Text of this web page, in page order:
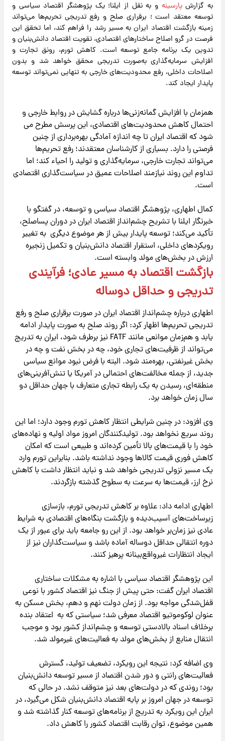
به گزارشپارسینه و به نقل از ایلنا؛ یک پژوهشگر اقتصاد سیاسی و
توسعه معتقد است ؛ برقراری صلح و رفع تدریجی تحریم‌ها می‌تواند
زمینه بازگشت اقتصاد ایران به مسیر رشد را فراهم کند، اما تحقق این
فرصت در گرو اصلاح ساختارهای اقتصادی، تقویت اقتصاد دانش‌بنیان و
تدوین یک برنامه جامع توسعه است. کاهش تورم، رونق تجارت و
افزایش سرمایه‌گذاری به‌صورت تدریجی محقق خواهد شد و بدون
اصلاحات داخلی، رفع محدودیت‌های خارجی به تنهایی نمی‌تواند توسعه
پایدار ایجاد کند.
همزمان با افزایش گمانه‌زنی‌ها درباره گشایش در روابط خارجی و
احتمال کاهش محدودیت‌های اقتصادی، این پرسش مطرح می
شود که اقتصاد ایران تا چه اندازه آمادگی بهره‌برداری از چنین
فرصتی را دارد. بسیاری از کارشناسان معتقدند؛ رفع تحریم‌ها
می‌تواند تجارت خارجی، سرمایه‌گذاری و تولید را احیاء کند؛ اما
تداوم این روند نیازمند اصلاحات عمیق در سیاست‌گذاری اقتصادی
است.
کمال اطهاری، پژوهشگر اقتصاد سیاسی و توسعه، در گفتگو با
خبرنگار ایلنا با تشریح چشم‌انداز اقتصاد ایران در دوران پساصلح،
تأکید می‌کند؛ توسعه پایدار بیش از هر موضوع دیگری به تغییر
رویکردهای داخلی، استقرار اقتصاد دانش‌بنیان و تکمیل زنجیره
ارزش در بخش‌های مولد وابسته است.
بازگشت اقتصاد به مسیر عادی؛ فرآیندی
تدریجی و حداقل دوساله
اطهاری درباره چشم‌انداز اقتصاد ایران در صورت برقراری صلح و رفع
تدریجی تحریم‌ها اظهار کرد: اگر روند صلح به صورت پایدار ادامه
یابد و هم‌زمان موانعی مانند FATF نیز برطرف شود، ایران به تدریج
می‌تواند از ظرفیت‌های تجاری خود، چه در بخش نفت و چه در
بخش غیرنفتی، بهره‌مند شود. البته با فرض نبود موانع سیاسی
جدید، از جمله مخالفت‌های احتمالی در آمریکا یا تنش‌آفرینی‌های
منطقه‌ای، رسیدن به یک رابطه تجاری متعارف با جهان حداقل دو
سال زمان خواهد برد.
وی افزود: در چنین شرایطی انتظار کاهش تورم وجود دارد؛ اما این
روند سریع نخواهد بود. تولیدکنندگان امروز مواد اولیه و نهاده‌های
خود را با قیمت‌های بالا تأمین کرده‌اند و طبیعی است که امکان
کاهش فوری قیمت کالاها وجود نداشته باشد. بنابراین تورم وارد
یک مسیر نزولی تدریجی خواهد شد و نباید انتظار داشت با کاهش
نرخ ارز، قیمت‌ها به سرعت به سطوح گذشته بازگردند.
اطهاری ادامه داد: علاوه بر کاهش تدریجی تورم، بازسازی
زیرساخت‌های آسیب‌دیده و بازگشت بنگاه‌های اقتصادی به شرایط
عادی نیز زمان‌بر خواهد بود. از این رو جامعه باید برای عبور از یک
دوره انتقالی حداقل دوساله آماده باشد و سیاست‌گذاران نیز از
ایجاد انتظارات غیرواقع‌بینانه پرهیز کنند.
این پژوهشگر اقتصاد سیاسی با اشاره به مشکلات ساختاری
اقتصاد ایران گفت: حتی پیش از جنگ نیز اقتصاد کشور با نوعی
قفل‌شدگی مواجه بود. از زمان دولت نهم و دهم، بخش مسکن به
عنوان لوکوموتیو اقتصاد معرفی شد؛ سیاستی که به اعتقاد بنده
برخلاف اسناد بالادستی توسعه و چشم‌انداز کشور بود و موجب
انتقال منابع از بخش‌های مولد به فعالیت‌های غیرمولد شد.
وی اضافه کرد: نتیجه این رویکرد، تضعیف تولید، گسترش
فعالیت‌های رانتی و دور شدن اقتصاد از مسیر توسعه دانش‌بنیان
بود؛ روندی که در دولت‌های بعد نیز متوقف نشد. در حالی که
توسعه در جهان امروز بر پایه اقتصاد دانش‌بنیان شکل می‌گیرد، در
ایران این رویکرد به تدریج از برنامه‌های توسعه کنار گذاشته شد و
همین موضوع، توان رقابت اقتصاد کشور را کاهش داد.